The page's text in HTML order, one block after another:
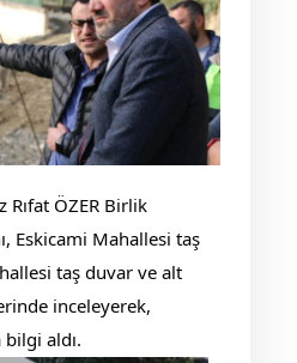
Rıfat ÖZER Birlik
Eskicami Mahallesi taş
taş duvar ve alt
inceleyerek,
bilgi aldı.